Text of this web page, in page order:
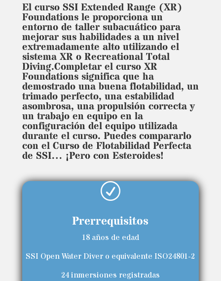
El curso SSI Extended Range (XR)
Foundations le proporciona un
entorno de taller subacuático para
mejorar sus habilidades a un nivel
extremadamente alto utilizando el
sistema XR o Recreational Total
Diving.Completar el curso XR
Foundations significa que ha
demostrado una buena flotabilidad, un
trimado perfecto, una estabilidad
asombrosa, una propulsión correcta y
un trabajo en equipo en la
configuración del equipo utilizada
durante el curso. Puedes compararlo
con el Curso de Flotabilidad Perfecta
de SSI… ¡Pero con Esteroides!
R
Prerrequisitos
18 años de edad
SSI Open Water Diver o equivalente ISO24801-2
24 inmersiones registradas